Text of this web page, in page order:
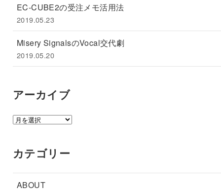
EC-CUBE2の受注メモ活用法
2019.05.23
Misery SignalsのVocal交代劇
2019.05.20
アーカイブ
ア
イ
カテゴリー
ABOUT